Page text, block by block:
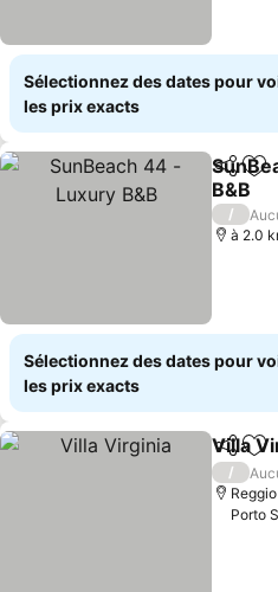
Sélectionnez des dates pour
les prix exacts
B&B
/
à 2.0
Sélectionnez des dates pour
les prix exacts
Partager
Villa
/
Porto